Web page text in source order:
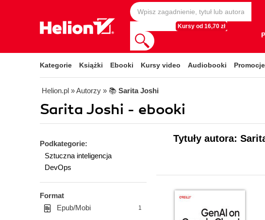
Kursy od 16,70 zł
Kategorie Książki Ebooki Kursy video Audiobooki Promocje
Helion.pl » Autorzy » 📚 Sarita Joshi
Sarita Joshi - ebooki
Podkategorie:
Sztuczna inteligencja
DevOps
Format
Epub/Mobi
1
Tytuły autora: